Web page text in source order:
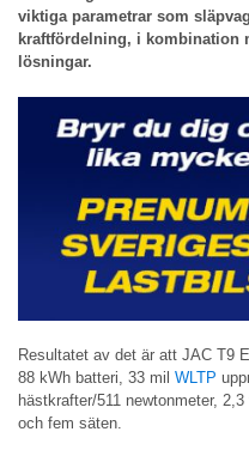
viktiga parametrar som
kraftfördelning, i kombination
lösningar.
Resultatet av det är att JAC T9
88 kWh batteri, 33 mil WLTP
hästkrafter/511 newtonmeter,
och fem säten.